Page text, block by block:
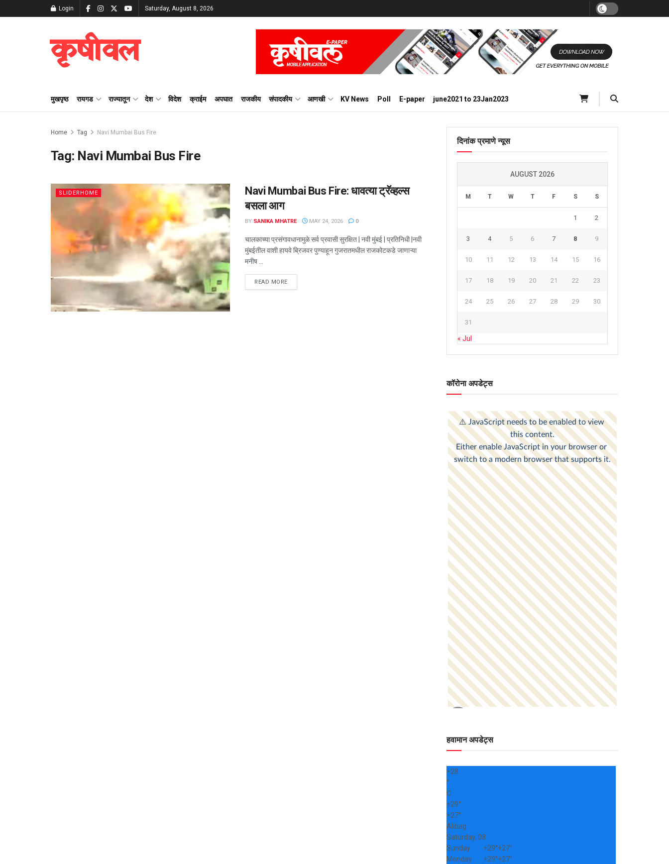
Login Saturday, August 8, 2026
कृषीवल
मुखपृष्ठ रायगड राज्यातून देश विदेश क्राईम अपघात राजकीय संपादकीय आणखी KV News Poll E-paper june2021 to 23Jan2023
Home Tag Navi Mumbai Bus Fire
Tag: Navi Mumbai Bus Fire
SLIDERHOME
Navi Mumbai Bus Fire: धावत्या ट्रॅव्हल्स
बसला आग
BY SANIKA MHATRE MAY 24, 2026 0
चालकाच्या प्रसंगावधानामुळे सर्व प्रवासी सुरक्षित | नवी मुंबई | प्रतिनिधी |नवी
मुंबईतील वाशी हायवे ब्रिजवर पुण्याहून गुजरातमधील राजकोटकडे जाणाऱ्या
मनीष ...
READ MOREDETAILS
दिनांक प्रमाणे न्यूस
AUGUST 2026
M T W T F S S
1 2
3 4 5 6 7 8 9
10 11 12 13 14 15 16
17 18 19 20 21 22 23
24 25 26 27 28 29 30
31
« Jul
कॉरोना अपडेट्स
हवामान अपडेट्स
+28
°
C
+29°
+27°
Alibag
Saturday, 08
Sunday
+29°+27°
Monday
+29°+27°